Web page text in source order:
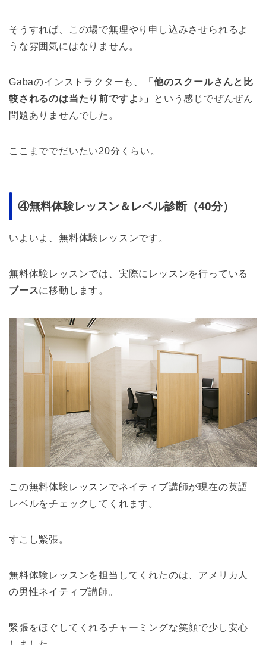
そうすれば、この場で無理やり申し込みさせられるよ
うな雰囲気にはなりません。
Gabaのインストラクターも、
「他のスクールさんと比
較されるのは当たり前ですよ♪」
という感じでぜんぜん
問題ありませんでした。
ここまででだいたい20分くらい。
④無料体験レッスン＆レベル診断（40分）
いよいよ、無料体験レッスンです。
無料体験レッスンでは、実際にレッスンを行っている
ブースに移動します。
この無料体験レッスンでネイティブ講師が現在の英語
レベルをチェックしてくれます。
すこし緊張。
無料体験レッスンを担当してくれたのは、アメリカ人
の男性ネイティブ講師。
緊張をほぐしてくれるチャーミングな笑顔で少し安心